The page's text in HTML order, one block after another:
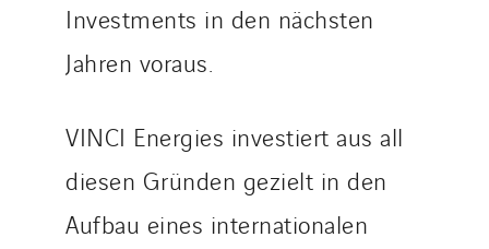
Investments in den nächsten
Jahren voraus.
VINCI Energies investiert aus all
diesen Gründen gezielt in den
Aufbau eines internationalen